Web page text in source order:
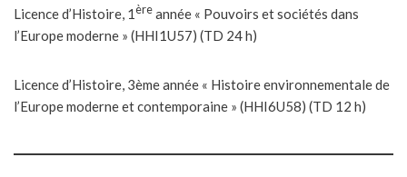
Licence d’Histoire, 1ère année « Pouvoirs et sociétés dans
l’Europe moderne » (HHI1U57) (TD 24 h)
Licence d’Histoire, 3ème année « Histoire environnementale de
l’Europe moderne et contemporaine » (HHI6U58) (TD 12 h)